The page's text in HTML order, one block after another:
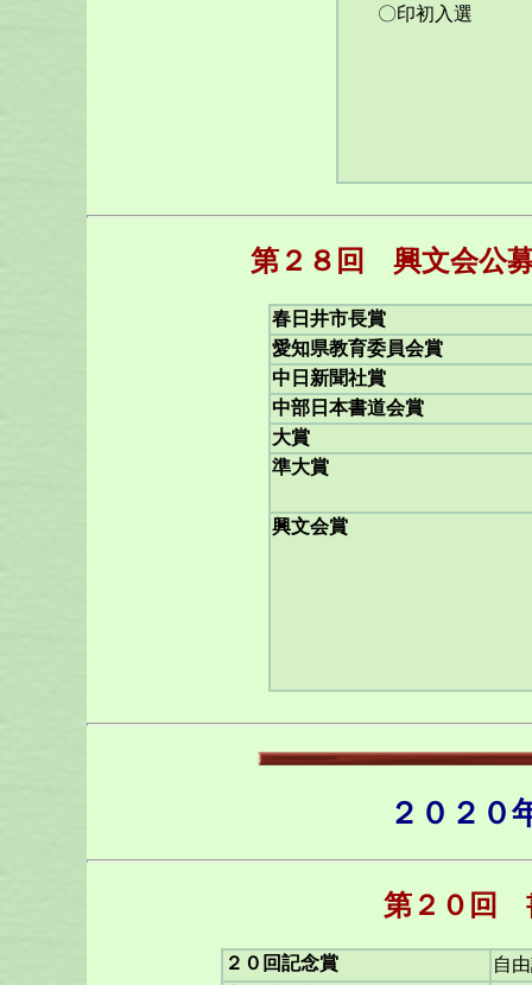
〇印初入選
第２８回 興文会公
春日井市長賞
愛知県教育委員会賞
中日新聞社賞
中部日本書道会賞
大賞
準大賞
興文会賞
２０２０
第２０回
２０回記念賞
自